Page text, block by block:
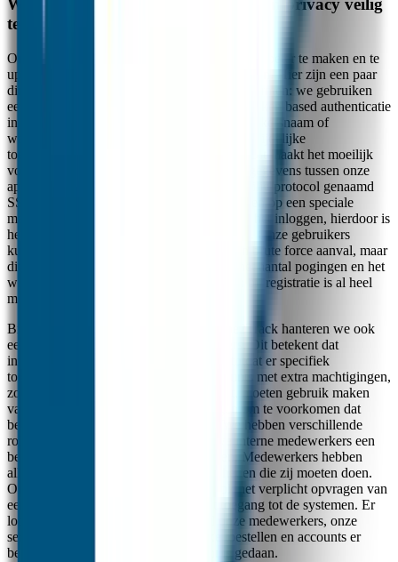
Wat doen wij concreet om uw data en privacy veilig
te houden?
Onze mensen werken hard om onze systemen beter te maken en te
updaten met de nieuwste veiligheidstechnieken. Hier zijn een paar
dingen die we doen om uw privacy te beschermen: we gebruiken
een speciale manier van inloggen genaamd token based authenticatie
in onze app . Hierdoor sturen we geen gebruikersnaam of
wachtwoord via internet maar gebruiken we tijdelijke
toegangstokens die regelmatig veranderen. Dit maakt het moeilijk
voor hackers om in te breken. Ook al onze gegevens tussen onze
app en servers worden beveiligd met een veilig protocol genaamd
SSL TLSv1.2. We controleren wachtwoorden op een speciale
manier genaamd constant time algoritme bij het inloggen, hierdoor is
het moeilijk voor hackers om te achterhalen. Onze gebruikers
kunnen alleen worden aangevallen met een brute force aanval, maar
dit is moeilijk omdat er een limiet is voor het aantal pogingen en het
wachtwoord dat gebruikers moeten kiezen bij registratie is al heel
moeilijk.
Bij Goedgemerkt en bij onze partner One2Track hanteren we ook
een whitelist principe voor onze engineers. Dit betekent dat
informatie standaard niet beschikbaar is totdat er specifiek
toestemming voor gegeven is. Alle accounts met extra machtigingen,
zoals klantenservice en technische dienst, moeten gebruik maken
van 2 factor authenticatie bij het inloggen om te voorkomen dat
belangrijke accounts worden gehackt. We hebben verschillende
rollen met toegangsrechten waarmee we interne medewerkers een
bepaald autorisatie niveau kunnen geven. Medewerkers hebben
alleen toestemming voor de werkzaamheden die zij moeten doen.
Ons personeelsaannamebeleid bevat ook het verplicht opvragen van
een VOG voor alle medewerkers met toegang tot de systemen. Er
loopt ook uitgebreide logging voor al onze medewerkers, onze
security officer kan precies zien welke toestellen en accounts er
bekeken zijn en wat er op het account is gedaan.